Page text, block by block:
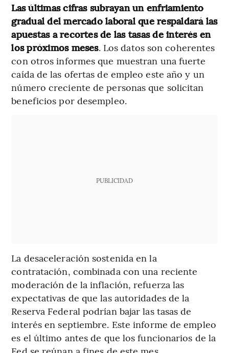
Las últimas cifras subrayan un enfriamiento
gradual del mercado laboral que respaldará las
apuestas a recortes de las tasas de interés en
los próximos meses. Los datos son coherentes
con otros informes que muestran una fuerte
caída de las ofertas de empleo este año y un
número creciente de personas que solicitan
beneficios por desempleo.
PUBLICIDAD
La desaceleración sostenida en la
contratación, combinada con una reciente
moderación de la inflación, refuerza las
expectativas de que las autoridades de la
Reserva Federal podrían bajar las tasas de
interés en septiembre. Este informe de empleo
es el último antes de que los funcionarios de la